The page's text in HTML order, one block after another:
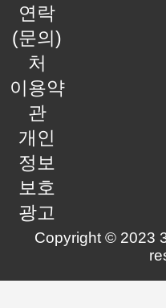
연락
(문의)
처
이용약
관
개인
정보
보호
광고
Copyright © 2023